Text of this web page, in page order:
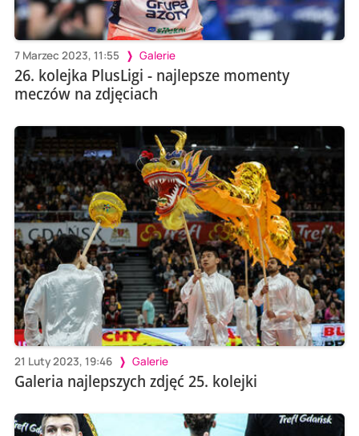
7 Marzec 2023, 11:55 Galerie
26. kolejka PlusLigi - najlepsze momenty
meczów na zdjęciach
21 Luty 2023, 19:46 Galerie
Galeria najlepszych zdjęć 25. kolejki